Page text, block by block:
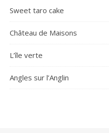
Sweet taro cake
Château de Maisons
L’île verte
Angles sur l’Anglin